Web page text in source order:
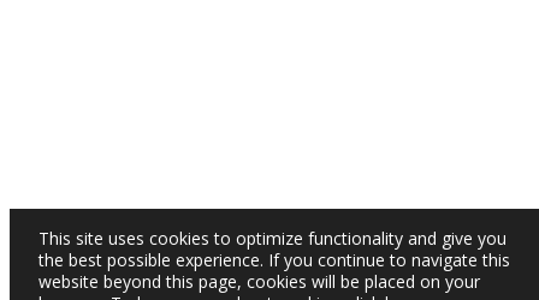
This site uses cookies to optimize functionality and give you
the best possible experience. If you continue to navigate this
website beyond this page, cookies will be placed on your